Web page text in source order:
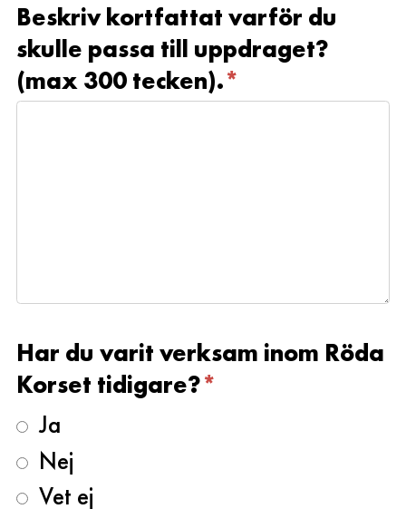
Beskriv kortfattat varför du
skulle passa till uppdraget?
(max 300 tecken).*
Har du varit verksam inom Röda
Korset tidigare?*
Ja
Nej
Vet ej